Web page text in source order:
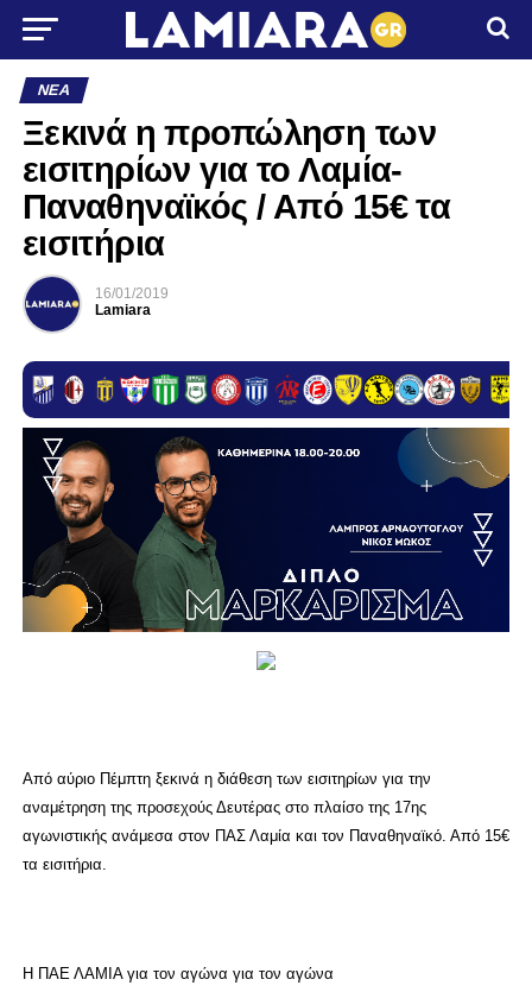
ΝΈΑ
Ξεκινά η προπώληση των
εισιτηρίων για το Λαμία-
Παναθηναϊκός / Από 15€ τα
εισιτήρια
16/01/2019
Lamiara
Από αύριο Πέμπτη ξεκινά η διάθεση των εισιτηρίων για την
αναμέτρηση της προσεχούς Δευτέρας στο πλαίσο της 17ης
αγωνιστικής ανάμεσα στον ΠΑΣ Λαμία και τον Παναθηναϊκό. Από 15€
τα εισιτήρια.
Η ΠΑΕ ΛΑΜΙΑ για τον αγώνα για τον αγώνα